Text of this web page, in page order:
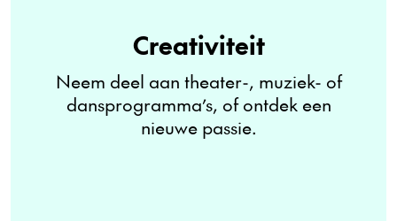
Creativiteit
Neem deel aan theater-, muziek- of
dansprogramma’s, of ontdek een
nieuwe passie.